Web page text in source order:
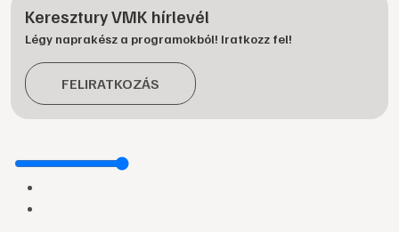
Keresztury VMK hírlevél
Légy naprakész a programokból! Iratkozz fel!
FELIRATKOZÁS